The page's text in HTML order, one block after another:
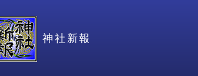
神社新報